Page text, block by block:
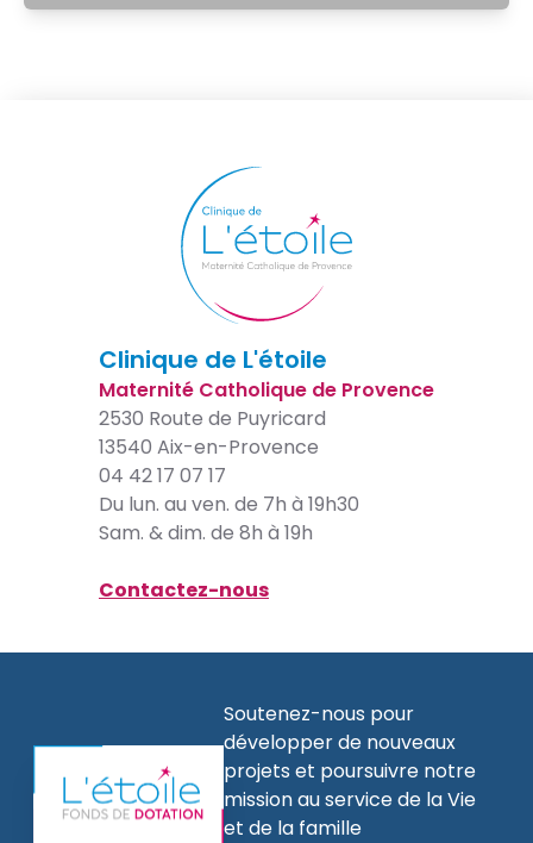
Clinique de L'étoile
Maternité Catholique de Provence
2530 Route de Puyricard
13540 Aix-en-Provence
04 42 17 07 17
Du lun. au ven. de 7h à 19h30
Sam. & dim. de 8h à 19h
Contactez-nous
Soutenez-nous pour
développer de nouveaux
projets et poursuivre notre
mission au service de la Vie
et de la famille